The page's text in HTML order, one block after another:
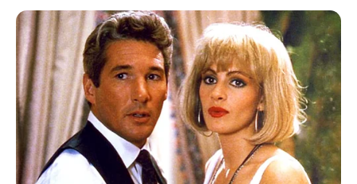
Az átlagnyugdíj sem mutatja meg a teljes
valóságot
2026 áprilisában az átlagos öregségi nyugdíj 262
ezer forint volt Magyarországon. Ez első pillantásra
azt sugallhatja, hogy a nyugdíjak egy része már
közel van a tervezett támogatási sávhatárhoz, de
az átlag önmagában sok mindent elfed. Az átlagot